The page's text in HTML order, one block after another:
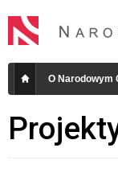
O Narodowym